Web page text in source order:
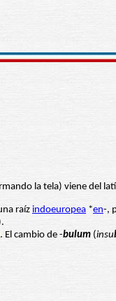
la tela) viene del
raíz indoeuropea *en-,
. El cambio de -bulum (insu